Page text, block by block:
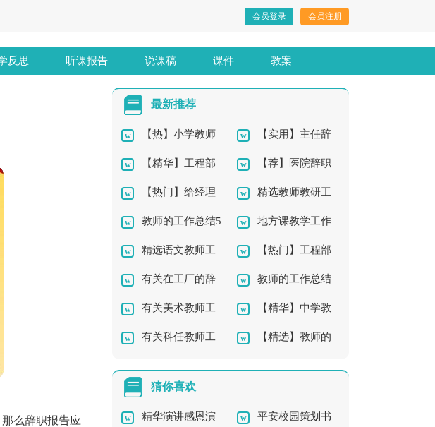
会员登录 会员注册
反思 听课报告 说课稿 课件 教案
么辞职报告应
最新推荐
【热】小学教师
辞职报告10篇
【实用】主任辞
职报告四篇
【精华】工程部
年终工作总结10篇
【荐】医院辞职
报告
【热门】给经理
的辞职报告4篇
精选教师教研工
作总结4篇
教师的工作总结5
篇
地方课教学工作
总结
精选语文教师工
作总结9篇
【热门】工程部
年终工作总结4篇
有关在工厂的辞
职报告4篇
教师的工作总结
集锦10篇
有关美术教师工
作总结四篇
【精华】中学教
师工作总结9篇
有关科任教师工 【精选】教师的
猜你喜欢
精华演讲感恩演 平安校园策划书